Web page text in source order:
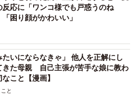
況（育児中の働くママ）をストー
ました。将来私が認知症になっ
戻ってきたらこんな感じかな…と
」
反応に「ワンコ様でも戸惑うのね
「困り顔がかわいい」
たいにならなきゃ」 他人を正解にし
きた母親 自己主張が苦手な娘に教わ
こと【漫画】
と